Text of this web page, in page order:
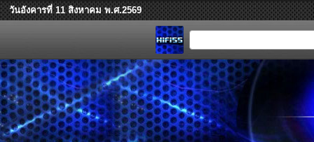
วันอังคารที่ 11 สิงหาคม พ.ศ.2569